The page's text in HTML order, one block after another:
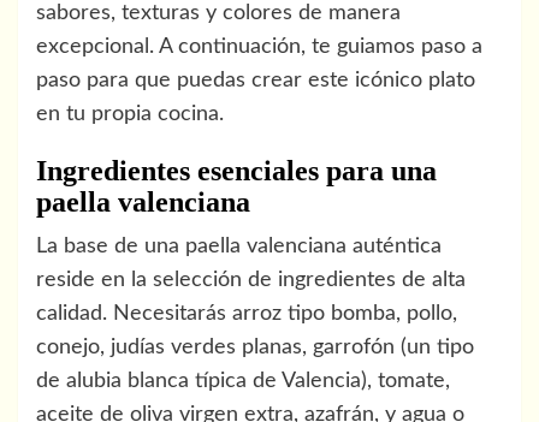
sabores, texturas y colores de manera
excepcional. A continuación, te guiamos paso a
paso para que puedas crear este icónico plato
en tu propia cocina.
Ingredientes esenciales para una
paella valenciana
La base de una paella valenciana auténtica
reside en la selección de ingredientes de alta
calidad. Necesitarás arroz tipo bomba, pollo,
conejo, judías verdes planas, garrofón (un tipo
de alubia blanca típica de Valencia), tomate,
aceite de oliva virgen extra, azafrán, y agua o